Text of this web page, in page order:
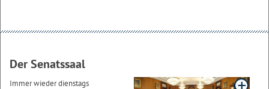
Der Senatssaal
Immer wieder dienstags